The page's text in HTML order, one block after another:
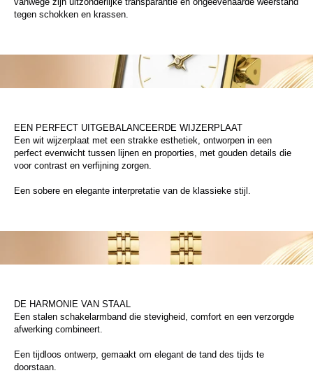
tegen schokken en krassen.
EEN PERFECT UITGEBALANCEERDE WIJZERPLAAT
Een wit wijzerplaat met een strakke esthetiek, ontworpen in een
perfect evenwicht tussen lijnen en proporties, met gouden details die
voor contrast en verfijning zorgen.
Een sobere en elegante interpretatie van de klassieke stijl.
DE HARMONIE VAN STAAL
Een stalen schakelarmband die stevigheid, comfort en een verzorgde
afwerking combineert.
Een tijdloos ontwerp, gemaakt om elegant de tand des tijds te
doorstaan.